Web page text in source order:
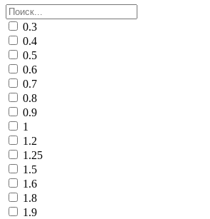
0.3
0.4
0.5
0.6
0.7
0.8
0.9
1
1.2
1.25
1.5
1.6
1.8
1.9